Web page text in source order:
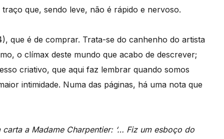
que, sendo leve, não é rápido e nervoso.
que é de comprar. Trata-se do canhenho do artista
o clímax deste mundo que acabo de descrever;
criativo, que aqui faz lembrar quando somos
intimidade. Numa das páginas, há uma nota que
a Madame Charpentier: ‘… Fiz um esboço do